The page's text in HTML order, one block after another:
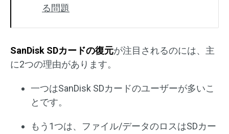
る問題
SanDisk SDカードの復元が注目されるのには、主
に2つの理由があります。
一つはSanDisk SDカードのユーザーが多いこ
とです。
もう1つは、ファイル/データのロスはSDカー